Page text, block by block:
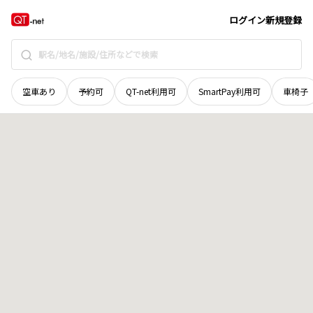
ログイン新規登録
空車あり 予約可 QT-net利用可 SmartPay利用可 車椅子
新潟県